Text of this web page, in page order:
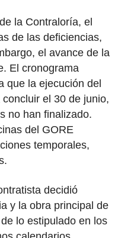
la Contraloría, el
de las deficiencias,
el avance de la
El cronograma
que la ejecución del
el 30 de junio,
no han finalizado.
del GORE
temporales,
decidió
y la obra principal de
lo estipulado en los